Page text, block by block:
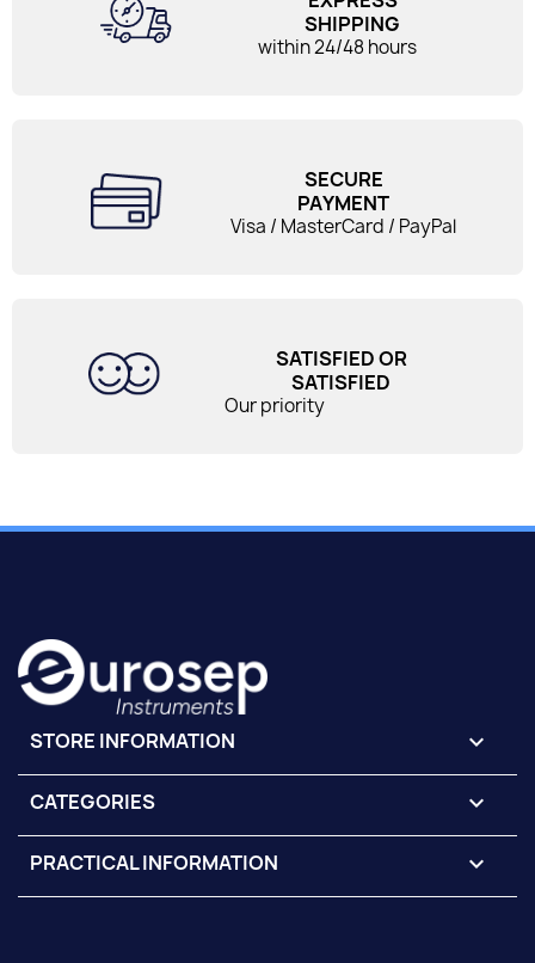
SHIPPING
within 24/48 hours
SECURE
PAYMENT
Visa / MasterCard / PayPal
SATISFIED OR
SATISFIED
Our priority
STORE INFORMATION keyboard_arrow_down
CATEGORIES 
PRACTICAL INFORMATION 